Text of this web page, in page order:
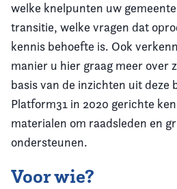
welke knelpunten uw
transitie, welke vragen dat
kennis behoefte is. Ook
manier u hier graag meer over
basis van de inzichten uit deze
Platform31 in 2020 gerichte
materialen om raadsleden en
ondersteunen.
Voor wie?